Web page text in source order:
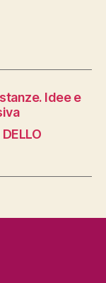
Idee e